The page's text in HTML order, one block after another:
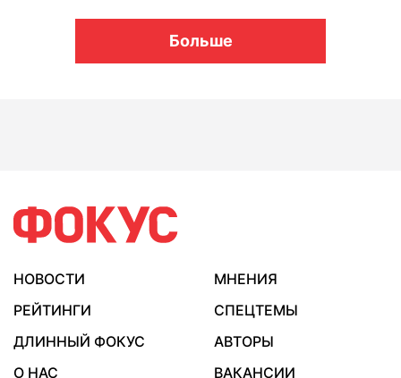
Больше
НОВОСТИ
МНЕНИЯ
РЕЙТИНГИ
СПЕЦТЕМЫ
ДЛИННЫЙ ФОКУС
АВТОРЫ
О НАС
ВАКАНСИИ